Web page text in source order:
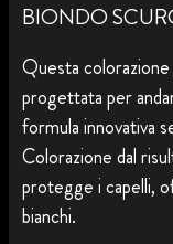
BIONDO
Questa
progettata per
formula innovativa
Colorazione dal
protegge i capelli,
bianchi.